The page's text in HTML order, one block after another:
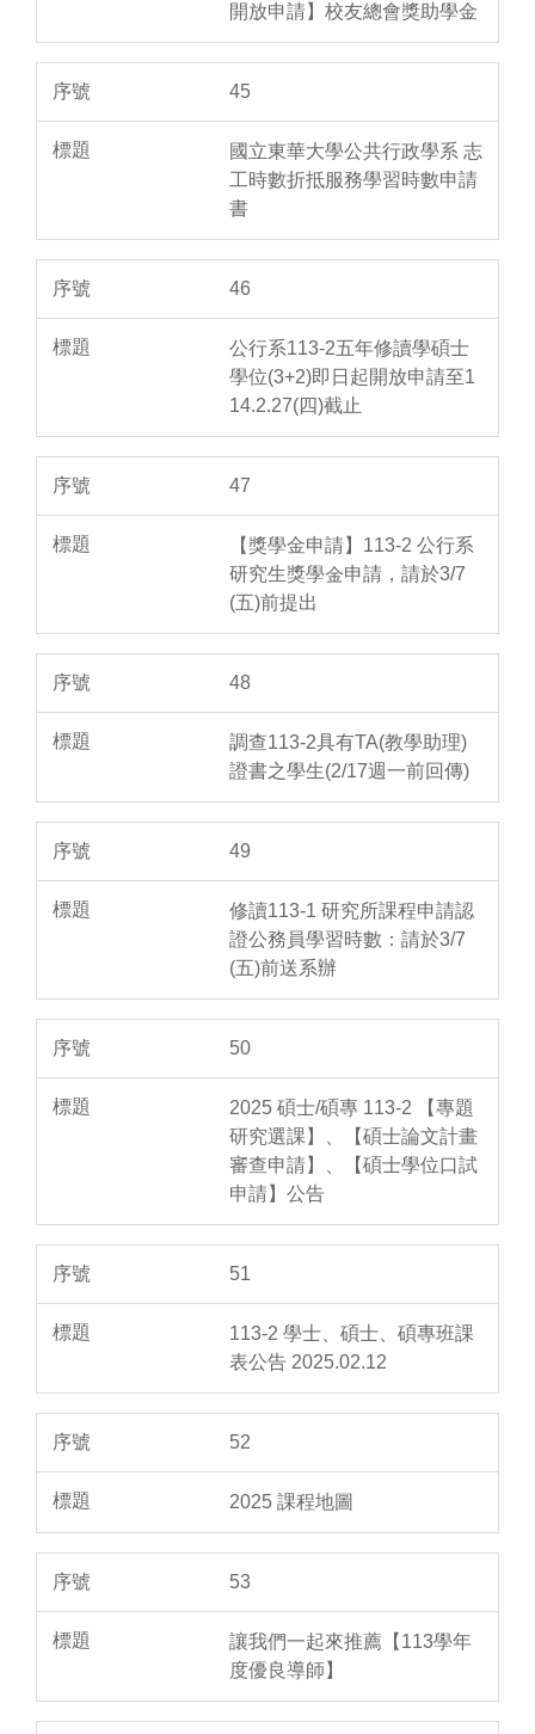
開放申請】校友總會獎助學金
45
國立東華大學公共行政學系 志
工時數折抵服務學習時數申請
書
46
公行系113-2五年修讀學碩士
學位(3+2)即日起開放申請至1
14.2.27(四)截止
47
【獎學金申請】113-2 公行系
研究生獎學金申請，請於3/7
(五)前提出
48
調查113-2具有TA(教學助理)
證書之學生(2/17週一前回傳)
49
修讀113-1 研究所課程申請認
證公務員學習時數：請於3/7
(五)前送系辦
50
2025 碩士/碩專 113-2 【專題
研究選課】、【碩士論文計畫
審查申請】、【碩士學位口試
申請】公告
51
113-2 學士、碩士、碩專班課
表公告 2025.02.12
52
2025 課程地圖
53
讓我們一起來推薦【113學年
度優良導師】